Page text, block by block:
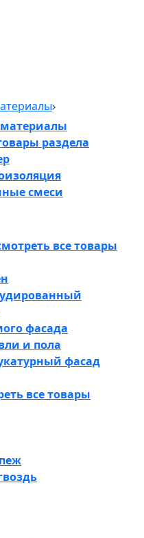
раздела
смеси
все товары
фасада
и пола
фасад
все товары